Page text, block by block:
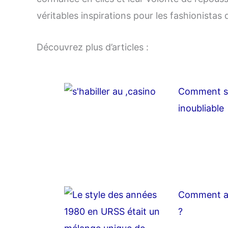
véritables inspirations pour les fashionistas
Découvrez plus d’articles :
Comment
inoubliable
Comment
?